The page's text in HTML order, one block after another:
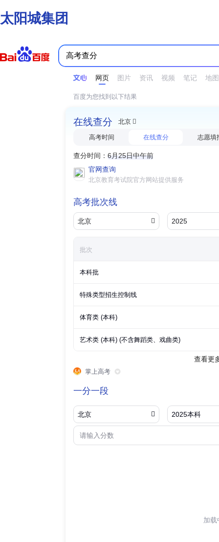
太阳城集团
网页 图片 资讯 视频 笔记 地图
时间不限 所有网页和文件 站点内检索
百度为您找到以下结果
在线查分 北京
高考时间 在线查分 志愿填
查分时间： 6月25日中午前
官网查询
北京教育考试院官方网站提供服务
高考批次线
北京  2025
批次
本科批
特殊类型招生控制线
体育类 (本科)
艺术类 (本科) (不含舞蹈类、戏曲类)
查看更
掌上高考
一分一段
北京  2025本科
加载